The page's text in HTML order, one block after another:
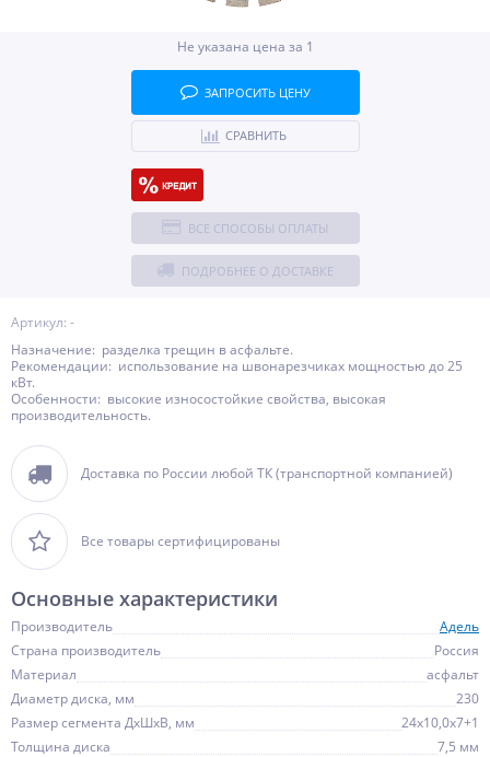
Артикул: -
Назначение: разделка трещин в асфальте.
Рекомендации: использование на швонарезчиках мощностью до 25
кВт.
Особенности: высокие износостойкие свойства, высокая
производительность.
Доставка по России любой ТК (транспортной компанией)
Все товары сертифицированы
Не указана цена за 1
ЗАПРОСИТЬ ЦЕНУ
СРАВНИТЬ
ВСЕ СПОСОБЫ ОПЛАТЫ
ПОДРОБНЕЕ О ДОСТАВКЕ
Основные характеристики
Производитель
Адель
Страна производитель
Россия
Материал
асфальт
Диаметр диска, мм
230
Размер сегмента ДхШхВ, мм
24х10,0х7+1
Толщина диска
7,5 мм